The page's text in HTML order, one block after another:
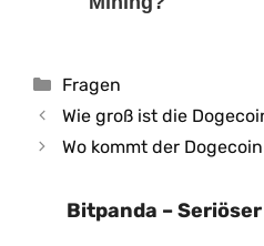
Kategorien
Fragen
Wie groß ist die
Wo kommt der
Bitpanda –